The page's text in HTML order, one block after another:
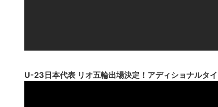
U-23日本代表 リオ五輪出場決定！アディショナルタ